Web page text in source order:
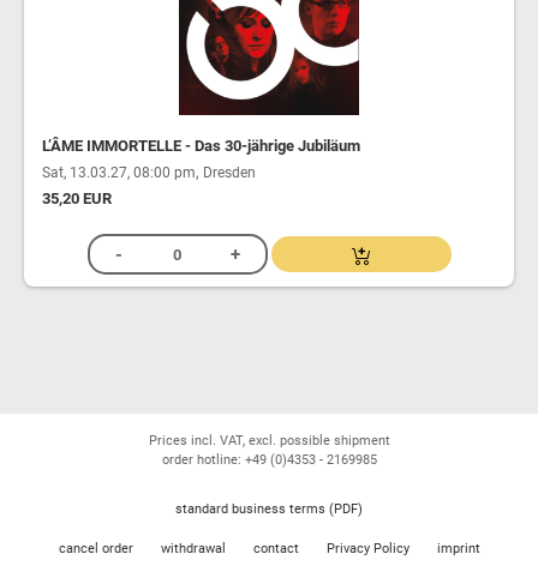
L’ÂME IMMORTELLE - Das 30-jährige Jubiläum
Sat, 13.03.27, 08:00 pm, Dresden
35,20 EUR
Prices incl. VAT, excl. possible shipment
order hotline: +49 (0)4353 - 2169985
standard business terms (PDF)
cancel order withdrawal contact Privacy Policy imprint